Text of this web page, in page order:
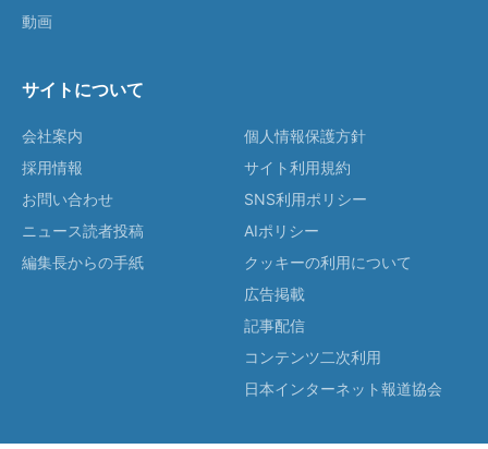
動画
サイトについて
会社案内
採用情報
お問い合わせ
ニュース読者投稿
編集長からの手紙
個人情報保護方針
サイト利用規約
SNS利用ポリシー
AIポリシー
クッキーの利用について
広告掲載
記事配信
コンテンツ二次利用
日本インターネット報道協会